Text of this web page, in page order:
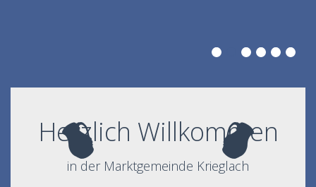
Herzlich Willkommen
in der Marktgemeinde Krieglach